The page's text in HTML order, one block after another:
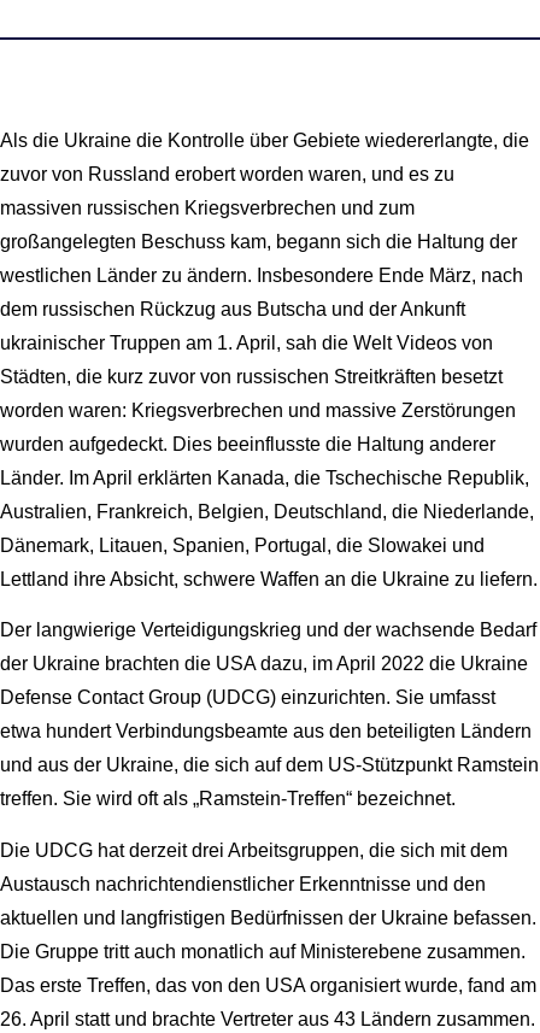
Als die Ukraine die Kontrolle über Gebiete wiedererlangte, die
zuvor von Russland erobert worden waren, und es zu
massiven russischen Kriegsverbrechen und zum
großangelegten Beschuss kam, begann sich die Haltung der
westlichen Länder zu ändern. Insbesondere Ende März, nach
dem russischen Rückzug aus Butscha und der Ankunft
ukrainischer Truppen am 1. April, sah die Welt Videos von
Städten, die kurz zuvor von russischen Streitkräften besetzt
worden waren: Kriegsverbrechen und massive Zerstörungen
wurden aufgedeckt. Dies beeinflusste die Haltung anderer
Länder. Im April erklärten Kanada, die Tschechische Republik,
Australien, Frankreich, Belgien, Deutschland, die Niederlande,
Dänemark, Litauen, Spanien, Portugal, die Slowakei und
Lettland ihre Absicht, schwere Waffen an die Ukraine zu liefern.
Der langwierige Verteidigungskrieg und der wachsende Bedarf
der Ukraine brachten die USA dazu, im April 2022 die Ukraine
Defense Contact Group (UDCG) einzurichten. Sie umfasst
etwa hundert Verbindungsbeamte aus den beteiligten Ländern
und aus der Ukraine, die sich auf dem US-Stützpunkt Ramstein
treffen. Sie wird oft als „Ramstein-Treffen“ bezeichnet.
Die UDCG hat derzeit drei Arbeitsgruppen, die sich mit dem
Austausch nachrichtendienstlicher Erkenntnisse und den
aktuellen und langfristigen Bedürfnissen der Ukraine befassen.
Die Gruppe tritt auch monatlich auf Ministerebene zusammen.
Das erste Treffen, das von den USA organisiert wurde, fand am
26. April statt und brachte Vertreter aus 43 Ländern zusammen.